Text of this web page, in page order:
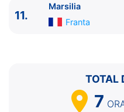
11.
Marsilia
Franta
TOTAL
7